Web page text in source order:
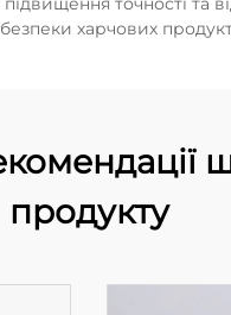
харчових
продукту